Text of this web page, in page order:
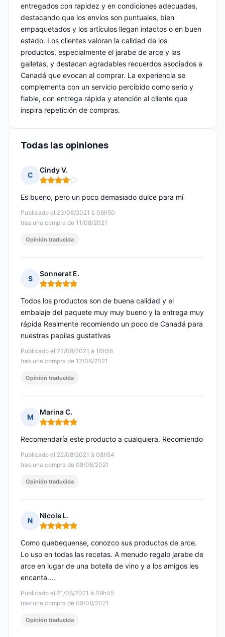
entregados con rapidez y en condiciones adecuadas,
destacando que los envíos son puntuales, bien
empaquetados y los artículos llegan intactos o en buen
estado. Los clientes valoran la calidad de los
productos, especialmente el jarabe de arce y las
galletas, y destacan agradables recuerdos asociados a
Canadá que evocan al comprar. La experiencia se
complementa con un servicio percibido como serio y
fiable, con entrega rápida y atención al cliente que
inspira repetición de compras.
Todas las opiniones
C
Cindy V.
Nota: 4 de 5
Publicado el 23/08/2021 à 06h50
tras una compra de 11/08/2021
Es bueno, pero un poco demasiado dulce para mí
Opinión traducida
S
Sonnerat E.
Nota: 5 de 5
Publicado el 22/08/2021 à 16h56
tras una compra de 12/08/2021
Todos los productos son de buena calidad y el
embalaje del paquete muy muy bueno y la entrega muy
rápida Realmente recomiendo un poco de Canadá para
nuestras papilas gustativas
Opinión traducida
M
Marina C.
Nota: 5 de 5
Publicado el 22/08/2021 à 08h54
tras una compra de 08/08/2021
Recomendaría este producto a cualquiera. Recomiendo
Opinión traducida
N
Nicole L.
Nota: 5 de 5
Publicado el 21/08/2021 à 09h45
tras una compra de 09/08/2021
Como quebequense, conozco sus productos de arce.
Lo uso en todas las recetas. A menudo regalo jarabe de
arce en lugar de una botella de vino y a los amigos les
encanta....
Opinión traducida